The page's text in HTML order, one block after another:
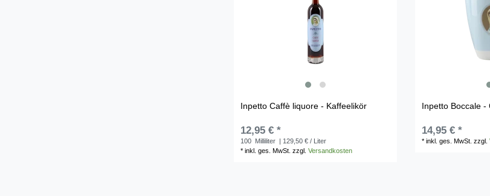
Inpetto Caffè liquore - Kaffeelikör
12,95 € *
100 Milliliter | 129,50 € / Liter
*inkl. ges. MwSt. zzgl.Versandkosten
Inpetto Boccale -
14,95 € *
*inkl. ges. MwSt. zzgl.